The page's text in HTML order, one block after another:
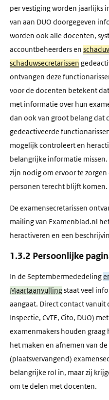
per vestiging worden jaarlijks
van aan DUO doorgegeven
worden ook alle docenten,
accountbeheerders en
schaduwsecretarissen
ontvangen deze
voor de docenten betekent
met informatie over hun
dan ook van groot belang dat
gedeactiveerde
mogelijk controleert en
belangrijke informatie
zijn nodig om ervoor te
personen terecht blijft komen.
De examensecretarissen
mailing van Examenblad.nl
heractiveren en een
1.3.2 Persoonlijke
In de Septembermededeling
Maartaanvullingstaat veel
aangaat. Direct contact vanuit
Inspectie, CvTE, Cito, DUO)
examenmakers houden
het maken en afnemen van
(plaatsvervangend)
belangrijke rol in, maar zij
om te delen met docenten.